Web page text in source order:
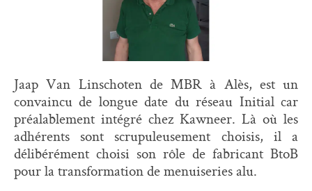
Jaap Van Linschoten de MBR à Alès, est un
convaincu de longue date du réseau Initial car
préalablement intégré chez Kawneer. Là où les
adhérents sont scrupuleusement choisis, il a
délibérément choisi son rôle de fabricant BtoB
pour la transformation de menuiseries alu.